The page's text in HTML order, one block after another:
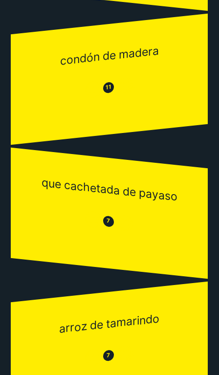
condón de madera
😒 11 😂
que cachetada de payaso
😒 7 😂
arroz de tamarindo
😒 7 😂